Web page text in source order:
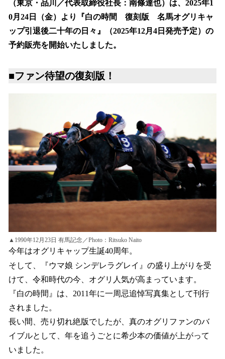
読
み
込
み
中
（東京・品川／代表取締役社長：南條達也）は、2025年1
0月24日（金）より『白の時間 復刻版 名馬オグリキャ
ップ引退後二十年の日々』（2025年12月4日発売予定）の
予約販売を開始いたしました。
■ファン待望の復刻版！
▲1990年12月23日 有馬記念／Photo：Ritsuko Naito
今年はオグリキャップ生誕40周年。
そして、『ウマ娘 シンデレラグレイ』の盛り上がりを受
けて、令和時代の今、オグリ人気が高まっています。
『白の時間』は、2011年に一周忌追悼写真集として刊行
されました。
長い間、売り切れ絶版でしたが、真のオグリファンのバ
イブルとして、年を追うごとに希少本の価値が上がって
いました。